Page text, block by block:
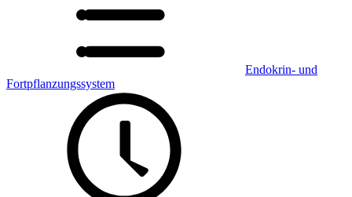
Endokrin- und
Fortpflanzungssystem